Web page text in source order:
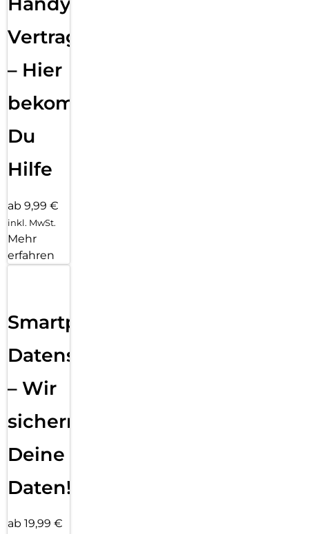
Vertragsabwicklung
– Hier
bekommst
Du
Hilfe
ab 9,99 €
inkl. MwSt.
Mehr
erfahren
Smartphone
Datensicherung
– Wir
sichern
Deine
Daten!
ab 19,99 €